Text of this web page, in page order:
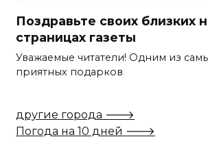
Поздравьте своих близких
страницах газеты
Уважаемые читатели! Одним из
приятных подарков
другие города 🡒
Погода на 10 дней 🡒